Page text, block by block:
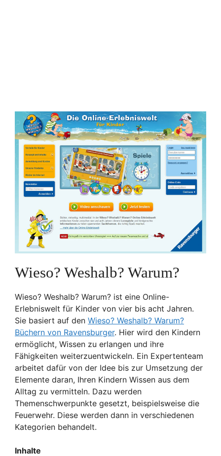
Wieso? Weshalb? Warum?
Wieso? Weshalb? Warum? ist eine Online-
Erlebniswelt für Kinder von vier bis acht Jahren.
Sie basiert auf den Wieso? Weshalb? Warum?
Büchern von Ravensburger. Hier wird den Kindern
ermöglicht, Wissen zu erlangen und ihre
Fähigkeiten weiterzuentwickeln. Ein Expertenteam
arbeitet dafür von der Idee bis zur Umsetzung der
Elemente daran, Ihren Kindern Wissen aus dem
Alltag zu vermitteln. Dazu werden
Themenschwerpunkte gesetzt, beispielsweise die
Feuerwehr. Diese werden dann in verschiedenen
Kategorien behandelt.
Inhalte